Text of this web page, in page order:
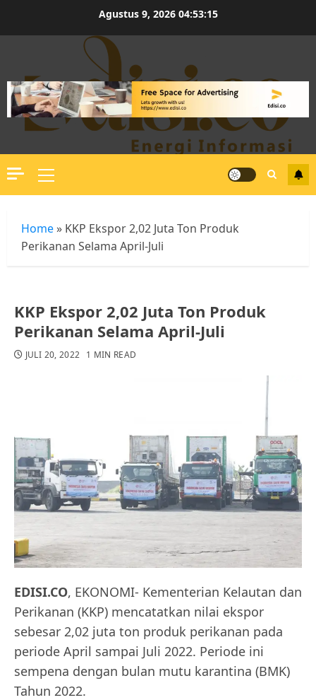
Agustus 9, 2026 04:53:16
Primary
Menu
Home » KKP Ekspor 2,02 Juta Ton Produk
Perikanan Selama April-Juli
KKP Ekspor 2,02 Juta Ton Produk
Perikanan Selama April-Juli
JULI 20, 2022 1 MIN READ
EDISI.CO, EKONOMI- Kementerian Kelautan dan
Perikanan (KKP) mencatatkan nilai ekspor
sebesar 2,02 juta ton produk perikanan pada
periode April sampai Juli 2022. Periode ini
sempena dengan bulan mutu karantina (BMK)
Tahun 2022.